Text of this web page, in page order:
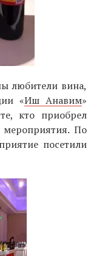
любители вина,
«Иш Анавим»
кто приобрел
мероприятия. По
посетили